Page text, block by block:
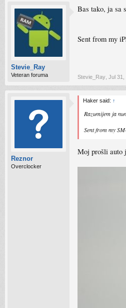
Stevie_Ray
Veteran foruma
Bas tako, ja sa
Sent from my
Stevie_Ray Jul 31,
Reznor
Overclocker
Haker said: ↑
Razumijem ja
Sent from my
Moj prošli auto